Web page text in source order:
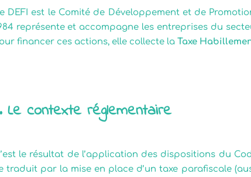
DEFI est le Comité de Développement et de
représente et accompagne les entreprises du
financer ces actions, elle collecte la Taxe
Le contexte réglementaire
le résultat de l’application des dispositions du
traduit par la mise en place d’un taxe parafiscale